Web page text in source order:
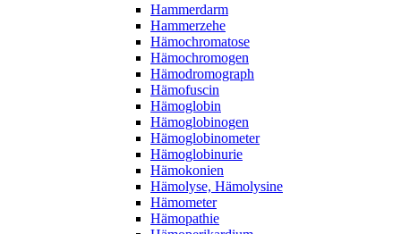
Hammerdarm
Hammerzehe
Hämochromatose
Hämochromogen
Hämodromograph
Hämofuscin
Hämoglobin
Hämoglobinogen
Hämoglobinometer
Hämoglobinurie
Hämokonien
Hämolyse, Hämolysine
Hämometer
Hämopathie